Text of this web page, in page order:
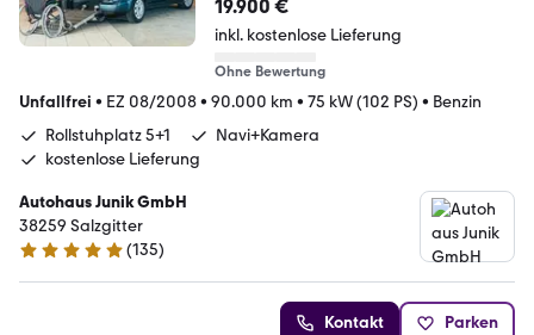
19.900 €
inkl. kostenlose Lieferung
Ohne Bewertung
Unfallfrei • EZ 08/2008• 90.000 km • 75 kW (102 PS) • Benzin
Rollstuhplatz 5+1
Navi+Kamera
kostenlose Lieferung
Autohaus Junik GmbH
38259 Salzgitter
4.9 Sterne
(135)
Kontakt Parken